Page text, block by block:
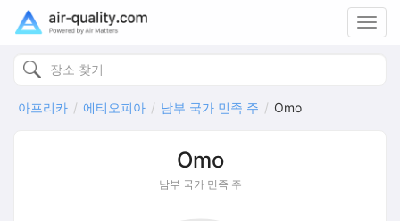
아프리카 에티오피아 남부 국가 민족 주 Omo
Omo
남부 국가 민족 주